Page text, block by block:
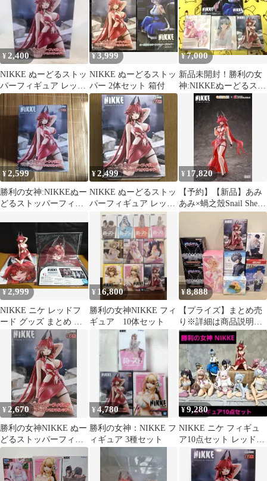
¥2,400
NIKKE ぬーどるストッ
パーフィギュア レッド
フード・ナンセンスレ
ッド
¥3,999
NIKKE ぬーどるストッ
パー 2体セット 箱付
¥7,000
新品未開封！勝利の女
神:NIKKEぬーどるスト
ッパー5個セット！
¥2,599
勝利の女神:NIKKEぬー
どるストッパーフィギ
¥2,499
NIKKE ぬーどるストッ
パーフィギュア レッド
フード・ナンセンスレ
ッド
¥ 17,820
【予約】【新品】あみ
あみ×蝸之殼Snail Shell
勝利の女神：NIKKE
1/12 レッドフード - ナ
ンセンスレッド【正規
品】
¥2,999
NIKKE ニケ レッドフ
ード グッズ まとめ セ
ット
¥ 16,800
勝利の女神NIKKE フィ
ギュア 10体セット
¥8,888
【プライズ】まとめ売
り※詳細は商品説明文
に
¥ 2,670
勝利の女神NIKKE ぬー
どるストッパーフィギ
ュア レッドフード-ナ
ンセンスレッド【未開
封】
¥4,780
勝利の女神：NIKKE フ
ィギュア 3種セット
¥9,280
NIKKE ニケ フィギュ
ア10点セット レッドフ
ード バイパー モダニア